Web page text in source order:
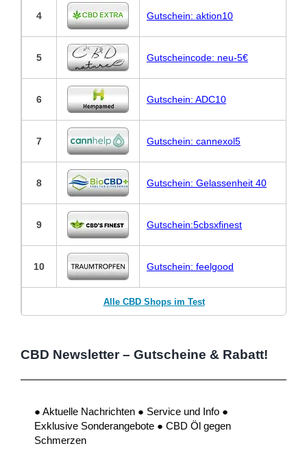
4 Gutschein: aktion10
5 Gutscheincode: neu-5€
6 Gutschein: ADC10
7 Gutschein: cannexol5
8 Gutschein: Gelassenheit 40
9 Gutschein:5cbsxfinest
10 Gutschein: feelgood
Alle CBD Shops im Test
CBD Newsletter – Gutscheine & Rabatt!
● Aktuelle Nachrichten ● Service und Info ●
Exklusive Sonderangebote ● CBD Öl gegen
Schmerzen